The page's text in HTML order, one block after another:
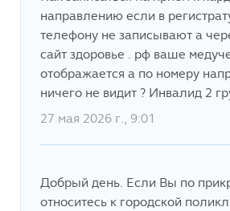
направлению если в
телефону не записывают а
сайт здоровье . рф ваше
отображается а по номеру
ничего не видит ? Инвалид 2
27 мая 2026 г., 9:01
Добрый день. Если Вы по
относитесь к городской